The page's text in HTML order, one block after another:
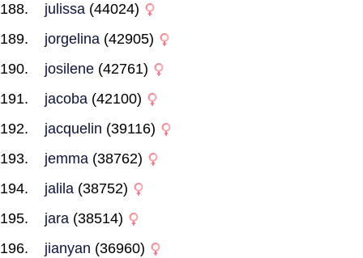
julissa (44024)
jorgelina (42905)
josilene (42761)
jacoba (42100)
jacquelin (39116)
jemma (38762)
jalila (38752)
jara (38514)
jianyan (36960)